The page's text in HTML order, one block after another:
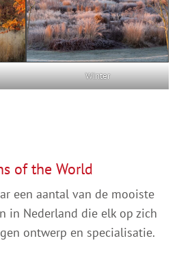
Winter
of the World
een aantal van de mooiste
in Nederland die elk op zich
ontwerp en specialisatie.